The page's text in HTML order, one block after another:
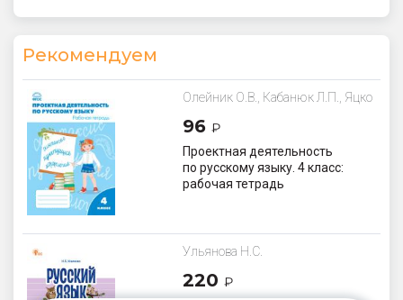
Рекомендуем
Олейник О.В., Кабанюк Л.П., Яцко
96 ₽
Проектная деятельность
по русскому языку. 4 класс:
рабочая тетрадь
Ульянова Н.С.
220 ₽